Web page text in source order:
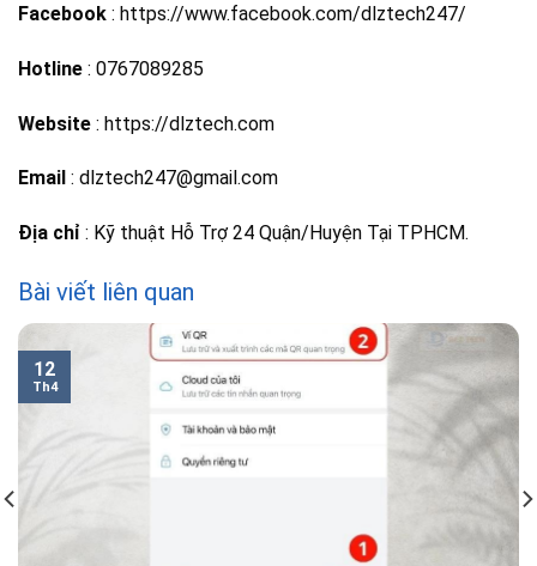
Facebook : https://www.facebook.com/dlztech247/
Hotline : 0767089285
Website : https://dlztech.com
Email : dlztech247@gmail.com
Địa chỉ : Kỹ thuật Hỗ Trợ 24 Quận/Huyện Tại TPHCM.
Bài viết liên quan
12
Th4